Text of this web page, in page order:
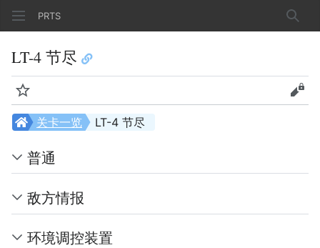
PRTS 搜索
LT-4 节尽
监视 查看
LT-4 节尽
关卡一览
普通
敌方情报
环境调控装置